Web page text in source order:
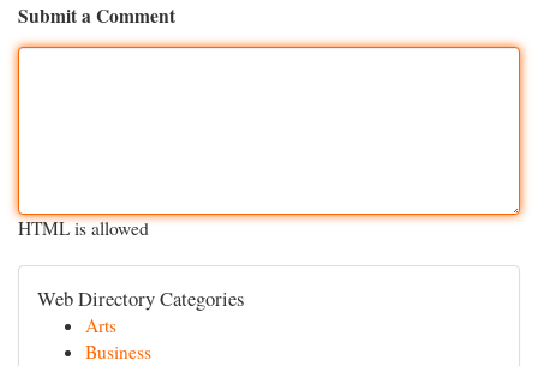
Submit a Comment
HTML is allowed
Web Directory Categories
Arts
Business